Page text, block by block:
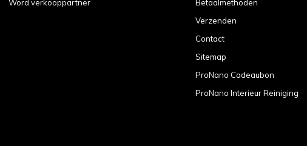
Word verkooppartner
Betaalmethoden
Verzenden
Contact
Sitemap
ProNano Cadeaubon
ProNano Interieur Reiniging